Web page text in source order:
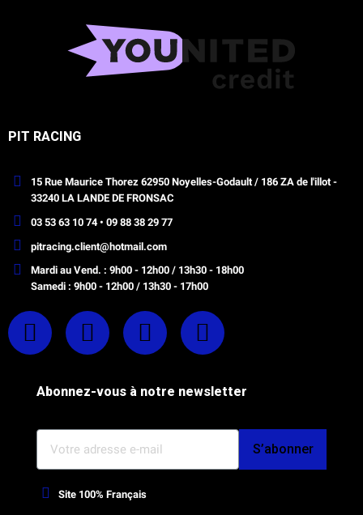
PIT RACING
15 Rue Maurice Thorez 62950 Noyelles-Godault / 186 ZA de l'illot -
33240 LA LANDE DE FRONSAC
03 53 63 10 74 • 09 88 38 29 77
pitracing.client@hotmail.com
Mardi au Vend. : 9h00 - 12h00 / 13h30 - 18h00
Samedi : 9h00 - 12h00 / 13h30 - 17h00
Abonnez-vous à notre newsletter
S’abonner
Site 100% Français